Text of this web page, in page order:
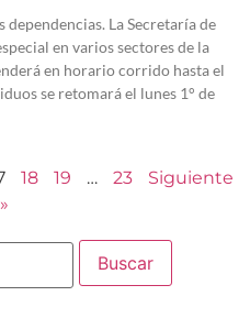
La Secretaría de
en varios sectores de la
en horario corrido hasta el
se retomará el lunes 1° de
18 19 … 23
Siguiente
»